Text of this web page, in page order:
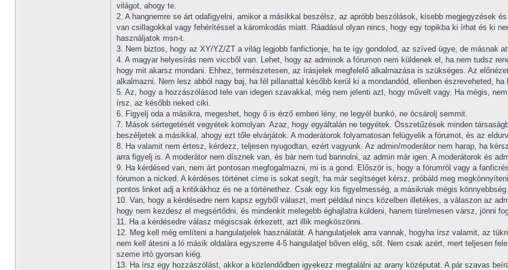
világot, ahogy te.
2. A hangnemre se árt odafigyelni, amikor a másikkal beszélsz, az apróbb beszólások, kisebb megjegyzések
van csillagokkal vagy fehérítéssel a káromkodás miatt. Ráadásul olyan nincs, hogy egy topikba ki írhat és ki
használjatok msn-t.
3. Nem biztos, hogy az XY/YZ/ZT a világ legjobb fanfictionje, ha te így gondolod, az szíved ügye, de másnak
4. A magyar helyesírás nem viccből van. Lehet, hogy az adminok a fórumon nem küldenek el, ha nem tudsz
hogy mit akarsz mondani. Ehhez, természetesen, az írásjelek megfelelő alkalmazása is szükséges. Az
alkalmazni. Nem lesz abból nagy baj, ha fél pillanattal később kerül ki a mondandód, ellenben észreveheted,
5. Az, hogy a hozzászólásod tele van idegen szavakkal, még nem jelenti azt, hogy művelt vagy. Ha mégis,
írsz, az később neked ciki.
6. Figyelj oda a másikra, megeshet, hogy ő is érző emberi lény, ne legyél bunkó, ne ócsárolj semmit.
7. Mások sértegetését vegyétek komolyan. Azaz, hogy egyáltalán ne tegyétek. Összetűzések minden
beszéljetek a másikkal, ahogy ezt tőle elvárjátok. A moderátorok folyamatosan felügyelik a fórumot, és az
8. Ha valamit nem értesz, kérdezz, teljesen nyugodtan, ezért vagyunk. Az admin/moderátor nem harap, ha
arra figyelj is. A moderátor nem dísznek van, és bár nem tud bannolni, az admin már igen. A moderátorok és
9. Ha kérdésed van, nem árt pontosan megfogalmazni, mi is a gond. Először is, hogy a fórumról vagy a
fórumon a nicked. A kérdéses történet címe is sokat segít, ha már segítséget kérsz, próbáld meg
pontos linket adj a kritikákhoz és ne a történethez. Csak egy kis figyelmesség, a másiknak mégis könnyebbség.
10. Van, hogy a kérdésedre nem kapsz egyből választ, mert például nincs közelben illetékes, a válaszon az
hogy nem kezdesz el megsértődni, és mindenkit melegebb éghajlatra küldeni, hanem türelmesen vársz, jönni
11. Ha a kérdésedre válasz mégiscsak érkezett, azt illik megköszönni.
12. Meg kell még említeni a hangulatjelek használatát. A hangulatjelek arra vannak, hogyha írsz valamit, az
nem kell átesni a ló másik oldalára egyszerre 4-5 hangulatjel bőven elég, sőt. Nem csak azért, mert teljesen
szeme irtó gyorsan kiég.
13. Ha írsz egy hozzászólást, akkor a közlendődben igyekezz megtalálni az arany középutat. A pár szavas